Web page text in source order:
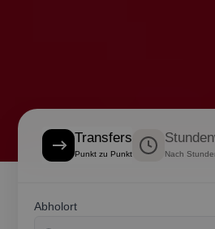
Transfers
Punkt zu Punkt Nach
Abholort